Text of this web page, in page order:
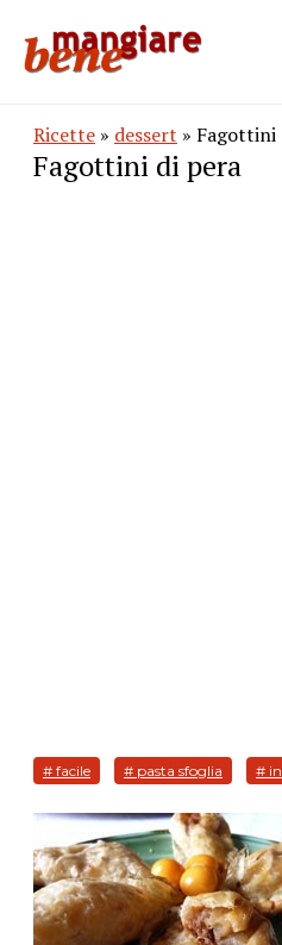
Ricette » dessert » Fagottini
Fagottini di pera
# facile # pasta sfoglia #